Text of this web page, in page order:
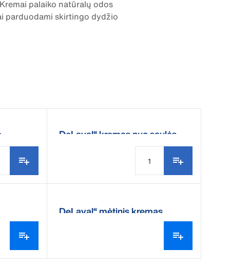
palaiko natūralų odos
parduodami skirtingo dydžio
„DeLaval“ kremas nuo saulės
„DeLaval“ mėtinis kremas